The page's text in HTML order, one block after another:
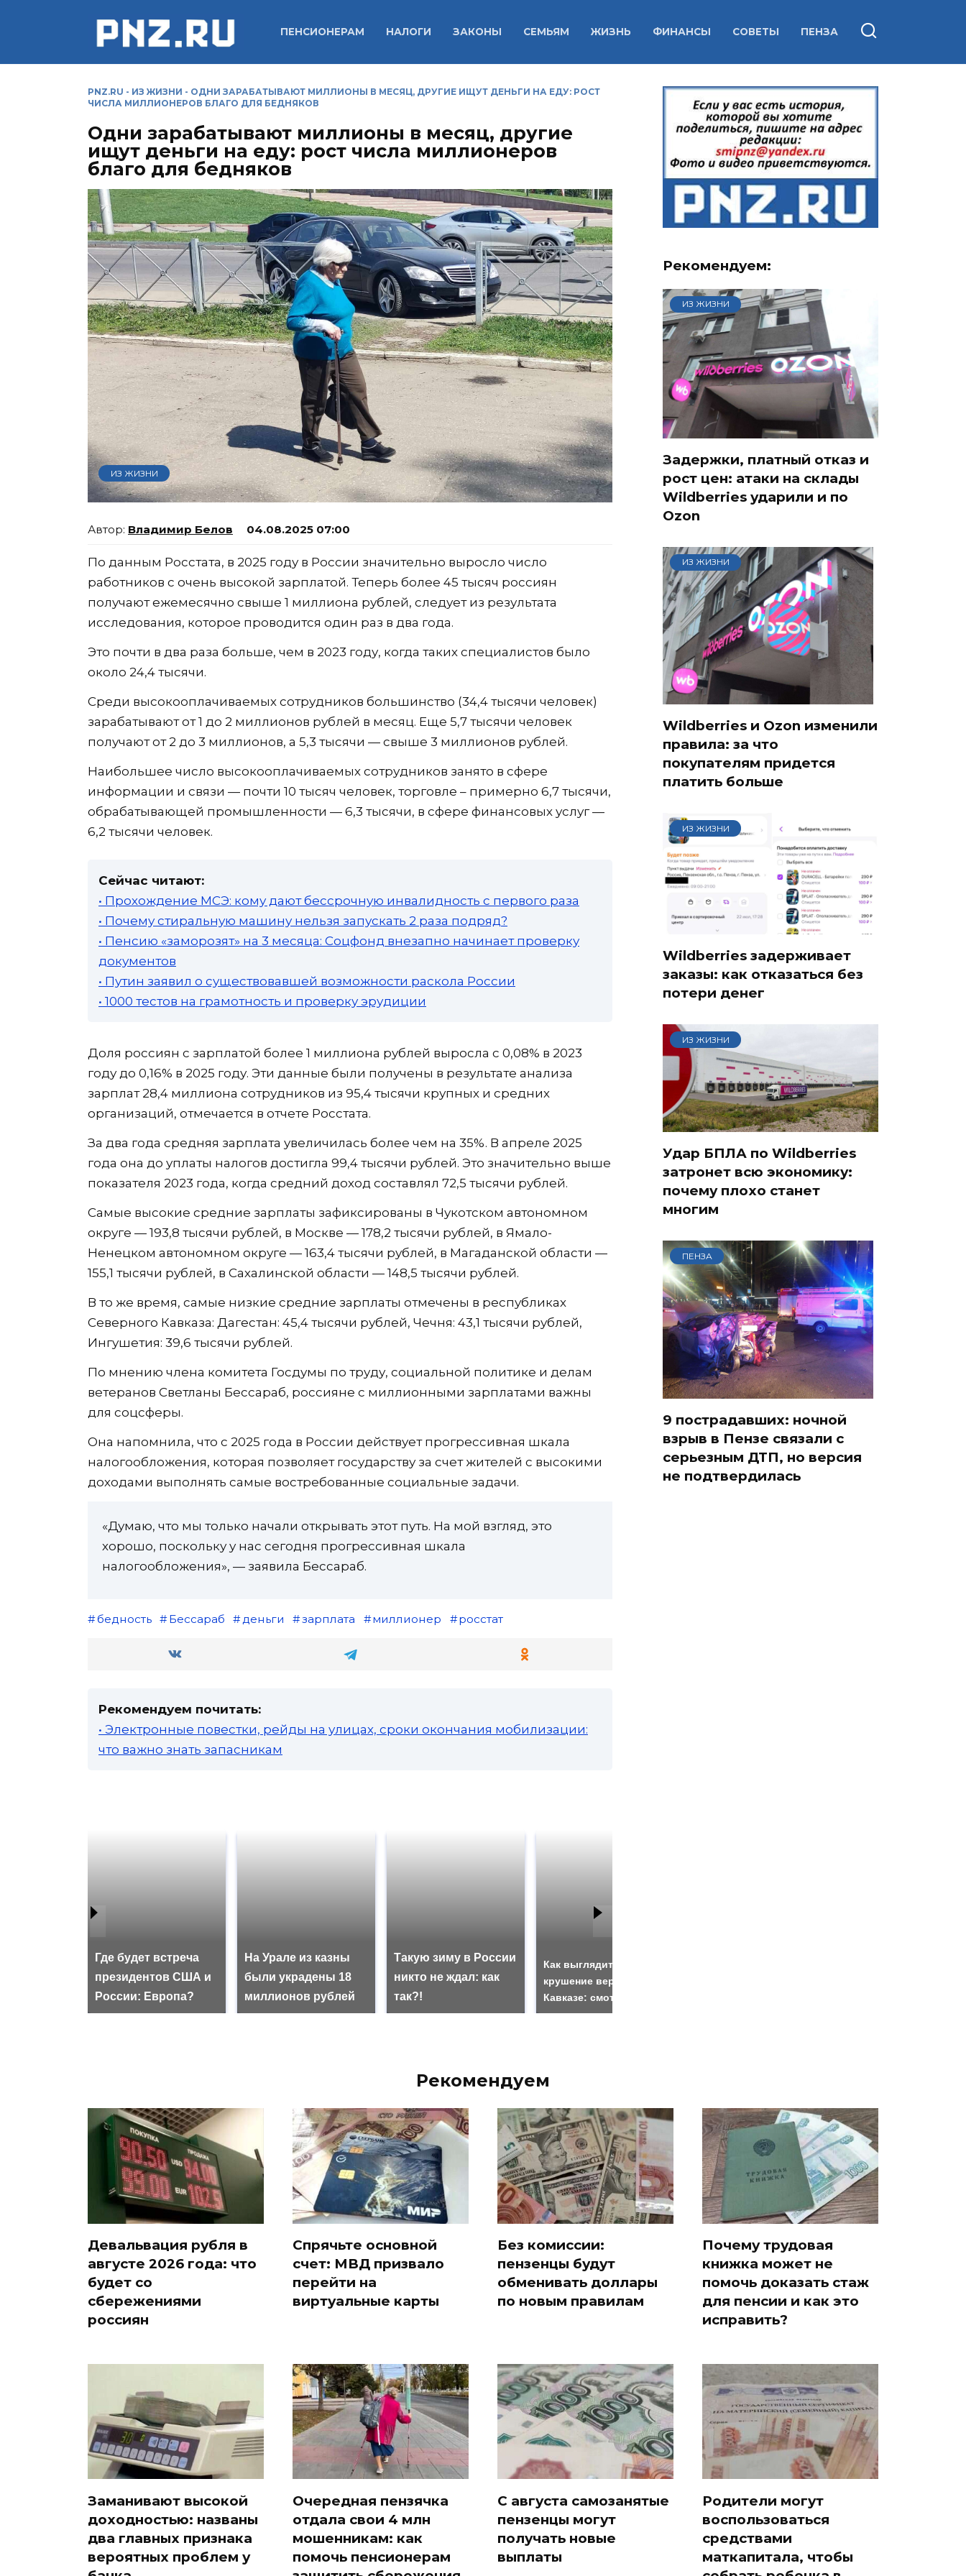
ПЕНСИОНЕРАМ НАЛОГИ ЗАКОНЫ СЕМЬЯМ ЖИЗНЬ ФИНАНСЫ СОВЕТЫ ПЕНЗА
PNZ.RU - ИЗ ЖИЗНИ - ОДНИ ЗАРАБАТЫВАЮТ МИЛЛИОНЫ В МЕСЯЦ, ДРУГИЕ ИЩУТ ДЕНЬГИ НА ЕДУ: РОСТ
ЧИСЛА МИЛЛИОНЕРОВ БЛАГО ДЛЯ БЕДНЯКОВ
Одни зарабатывают миллионы в месяц, другие
ищут деньги на еду: рост числа миллионеров
благо для бедняков
ИЗ ЖИЗНИ
Владимир Белов 04.08.2025 07:00
По данным Росстата, в 2025 году в России значительно выросло число
работников с очень высокой зарплатой. Теперь более 45 тысяч россиян
получают ежемесячно свыше 1 миллиона рублей, следует из результата
исследования, которое проводится один раз в два года.
Это почти в два раза больше, чем в 2023 году, когда таких специалистов было
около 24,4 тысячи.
Среди высокооплачиваемых сотрудников большинство (34,4 тысячи человек)
зарабатывают от 1 до 2 миллионов рублей в месяц. Еще 5,7 тысячи человек
получают от 2 до 3 миллионов, а 5,3 тысячи — свыше 3 миллионов рублей.
Наибольшее число высокооплачиваемых сотрудников занято в сфере
информации и связи — почти 10 тысяч человек, торговле – примерно 6,7 тысячи,
обрабатывающей промышленности — 6,3 тысячи, в сфере финансовых услуг —
6,2 тысячи человек.
Сейчас читают:
• Прохождение МСЭ: кому дают бессрочную инвалидность с первого раза
• Почему стиральную машину нельзя запускать 2 раза подряд?
• Пенсию «заморозят» на 3 месяца: Соцфонд внезапно начинает проверку
документов
• Путин заявил о существовавшей возможности раскола России
• 1000 тестов на грамотность и проверку эрудиции
Доля россиян с зарплатой более 1 миллиона рублей выросла с 0,08% в 2023
году до 0,16% в 2025 году. Эти данные были получены в результате анализа
зарплат 28,4 миллиона сотрудников из 95,4 тысячи крупных и средних
организаций, отмечается в отчете Росстата.
За два года средняя зарплата увеличилась более чем на 35%. В апреле 2025
года она до уплаты налогов достигла 99,4 тысячи рублей. Это значительно выше
показателя 2023 года, когда средний доход составлял 72,5 тысячи рублей.
Самые высокие средние зарплаты зафиксированы в Чукотском автономном
округе — 193,8 тысячи рублей, в Москве — 178,2 тысячи рублей, в Ямало-
Ненецком автономном округе — 163,4 тысячи рублей, в Магаданской области —
155,1 тысячи рублей, в Сахалинской области — 148,5 тысячи рублей.
В то же время, самые низкие средние зарплаты отмечены в республиках
Северного Кавказа: Дагестан: 45,4 тысячи рублей, Чечня: 43,1 тысячи рублей,
Ингушетия: 39,6 тысячи рублей.
По мнению члена комитета Госдумы по труду, социальной политике и делам
ветеранов Светланы Бессараб, россияне с миллионными зарплатами важны
для соцсферы.
Она напомнила, что с 2025 года в России действует прогрессивная шкала
налогообложения, которая позволяет государству за счет жителей с высокими
доходами выполнять самые востребованные социальные задачи.
«Думаю, что мы только начали открывать этот путь. На мой взгляд, это
хорошо, поскольку у нас сегодня прогрессивная шкала
налогообложения», — заявила Бессараб.
бедность Бессараб деньги зарплата миллионер росстат
Рекомендуем почитать:
• Электронные повестки, рейды на улицах, сроки окончания мобилизации:
что важно знать запасникам
Где будет встреча
президентов США и
России: Европа?
На Урале из казны
были украдены 18
миллионов рублей
Такую зиму в России
никто не ждал: как
так?!
Как выглядит место
крушение вертолета на
Кавказе: смотреть
Рекомендуем:
ИЗ ЖИЗНИ
Задержки, платный отказ и
рост цен: атаки на склады
Wildberries ударили и по
Ozon
ИЗ ЖИЗНИ
Wildberries и Ozon изменили
правила: за что
покупателям придется
платить больше
ИЗ ЖИЗНИ
Wildberries задерживает
заказы: как отказаться без
потери денег
ИЗ ЖИЗНИ
Удар БПЛА по Wildberries
затронет всю экономику:
почему плохо станет
многим
ПЕНЗА
9 пострадавших: ночной
взрыв в Пензе связали с
серьезным ДТП, но версия
не подтвердилась
Рекомендуем
Девальвация рубля в
августе 2026 года: что
будет со
сбережениями
россиян
Спрячьте основной
счет: МВД призвало
перейти на
виртуальные карты
Без комиссии:
пензенцы будут
обменивать доллары
по новым правилам
Почему трудовая
книжка может не
помочь доказать стаж
для пенсии и как это
исправить?
Заманивают высокой
доходностью: названы
два главных признака
вероятных проблем у
Очередная пензячка
отдала свои 4 млн
мошенникам: как
помочь пенсионерам
С августа самозанятые
пензенцы могут
получать новые
выплаты
Родители могут
воспользоваться
средствами
маткапитала, чтобы